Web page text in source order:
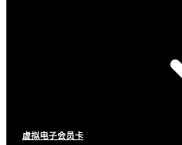
虚拟电子会员卡